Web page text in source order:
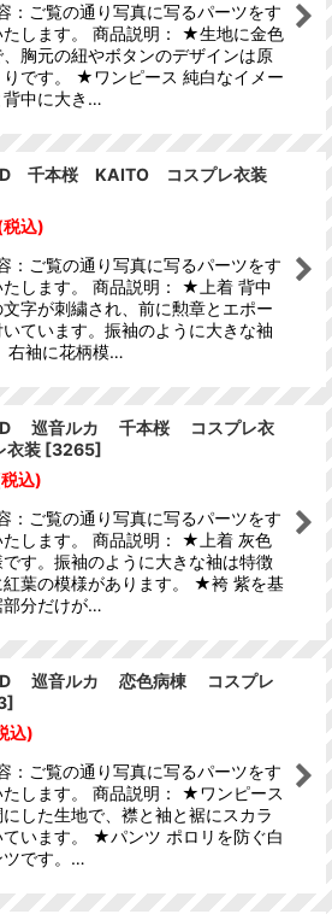
：ご覧の通り写真に写るパーツをす
たします。 商品説明： ★生地に金色
胸元の紐やボタンのデザインは原
りです。 ★ワンピース 純白なイメー
背中に大き…
千本桜 KAITO コスプレ衣装
税込)
：ご覧の通り写真に写るパーツをす
たします。 商品説明： ★上着 背中
字が刺繍され、前に勲章とエポー
いています。振袖のように大きな袖
右袖に花柄模…
巡音ルカ 千本桜 コスプレ衣
衣装 [3265]
込)
：ご覧の通り写真に写るパーツをす
たします。 商品説明： ★上着 灰色
す。振袖のように大きな袖は特徴
紅葉の模様があります。 ★袴 紫を基
部分だけが…
巡音ルカ 恋色病棟 コスプレ
]
込)
：ご覧の通り写真に写るパーツをす
たします。 商品説明： ★ワンピース
した生地で、襟と袖と裾にスカラ
ています。 ★パンツ ポロリを防ぐ白
ツです。…